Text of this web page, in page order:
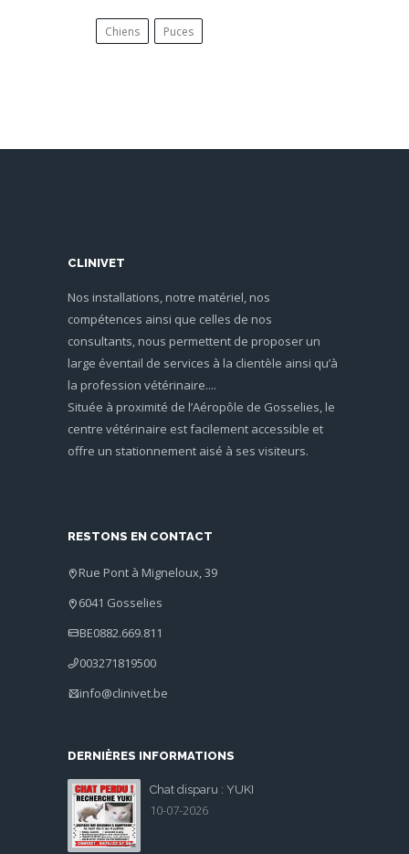
Chiens Puces
CLINIVET
Nos installations, notre matériel, nos
compétences ainsi que celles de nos
consultants, nous permettent de proposer un
large éventail de services à la clientèle ainsi qu’à
la profession vétérinaire....
Située à proximité de l’Aéropôle de Gosselies, le
centre vétérinaire est facilement accessible et
offre un stationnement aisé à ses visiteurs.
RESTONS EN CONTACT
Rue Pont à Migneloux, 39
6041 Gosselies
BE0882.669.811
003271819500
info@clinivet.be
DERNIÈRES INFORMATIONS
Chat disparu : YUKI
10-07-2026